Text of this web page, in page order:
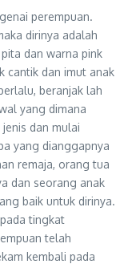
perempuan.
dirinya adalah
dan warna pink
cantik dan imut anak
beranjak lah
yang dimana
dan mulai
yang dianggapnya
remaja, orang tua
dan seorang anak
baik untuk dirinya.
tingkat
telah
kembali pada